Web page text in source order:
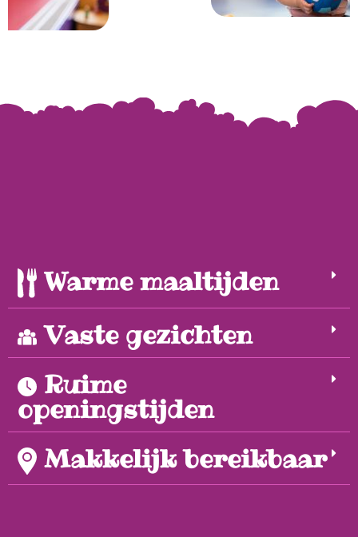
Warme maaltijden
Vaste gezichten
Ruime
openingstijden
Makkelijk bereikbaar